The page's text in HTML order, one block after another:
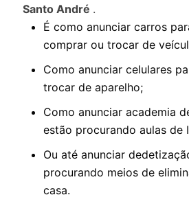
Santo André .
É como anunciar carros
comprar ou trocar de
Como anunciar celulares
trocar de aparelho;
Como anunciar academia
estão procurando aulas de
Ou até anunciar
procurando meios de
casa.